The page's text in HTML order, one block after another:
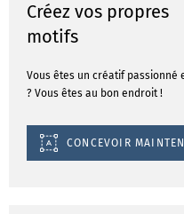
Créez vos propres
motifs
Vous êtes un créatif passionné
? Vous êtes au bon endroit !
CONCEVOIR